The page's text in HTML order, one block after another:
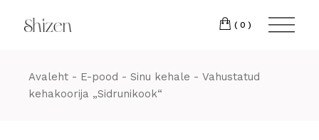
content
(0)
Avaleht E-pood Sinu kehale
Vahustatud
kehakoorija „Sidrunikook“